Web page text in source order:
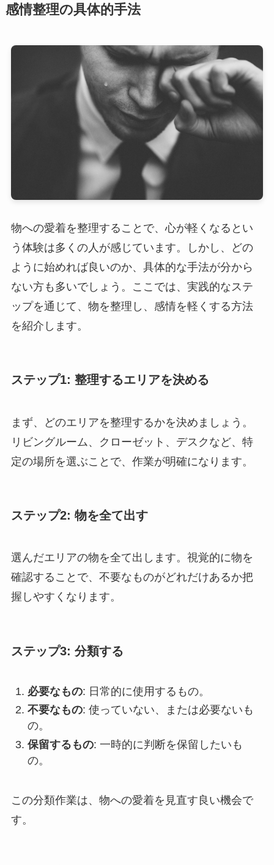
感情整理の具体的手法
物への愛着を整理することで、心が軽くなるとい
う体験は多くの人が感じています。しかし、どの
ように始めれば良いのか、具体的な手法が分から
ない方も多いでしょう。ここでは、実践的なステ
ップを通じて、物を整理し、感情を軽くする方法
を紹介します。
ステップ1: 整理するエリアを決める
まず、どのエリアを整理するかを決めましょう。
リビングルーム、クローゼット、デスクなど、特
定の場所を選ぶことで、作業が明確になります。
ステップ2: 物を全て出す
選んだエリアの物を全て出します。視覚的に物を
確認することで、不要なものがどれだけあるか把
握しやすくなります。
ステップ3: 分類する
必要なもの: 日常的に使用するもの。
不要なもの: 使っていない、または必要ないも
の。
保留するもの: 一時的に判断を保留したいも
の。
この分類作業は、物への愛着を見直す良い機会で
す。